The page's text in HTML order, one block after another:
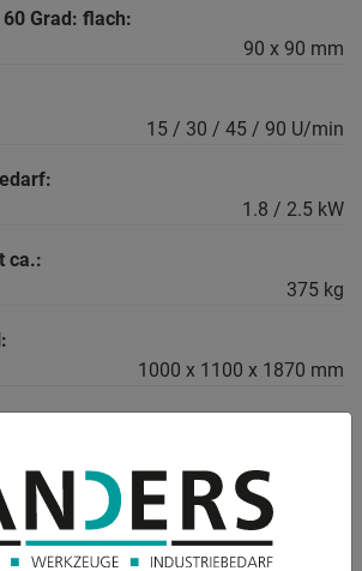
Grad: flach:
90 x 90 mm
15 / 30 / 45 / 90 U/min
1.8 / 2.5 kW
ca.:
375 kg
1000 x 1100 x 1870 mm
: